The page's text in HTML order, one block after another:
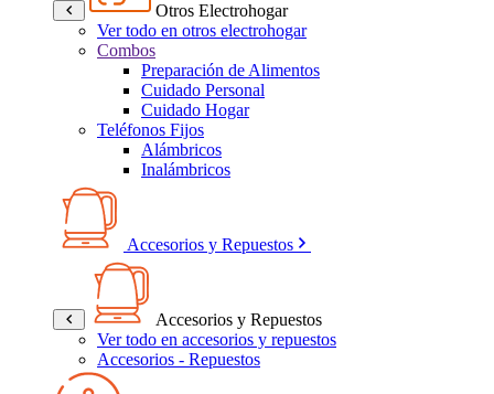
Otros Electrohogar
Ver todo en otros electrohogar
Combos
Preparación de Alimentos
Cuidado Personal
Cuidado Hogar
Teléfonos Fijos
Alámbricos
Inalámbricos
Accesorios y Repuestos
Accesorios y Repuestos
Ver todo en accesorios y repuestos
Accesorios - Repuestos